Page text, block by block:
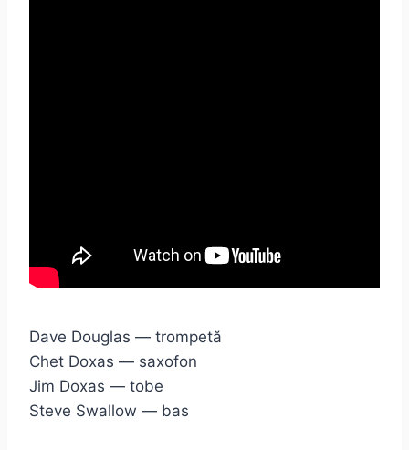
Dave Douglas — trompetă
Chet Doxas — saxofon
Jim Doxas — tobe
Steve Swallow — bas